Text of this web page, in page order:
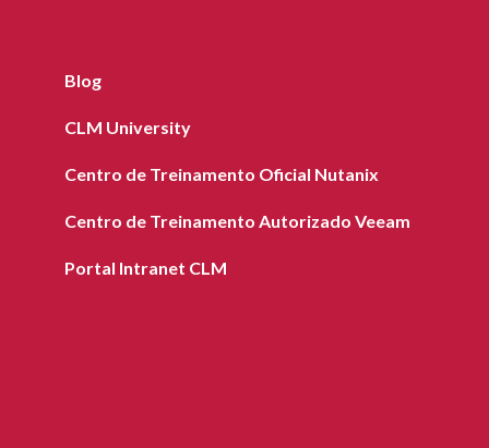
Blog
CLM University
Centro de Treinamento Oficial Nutanix
Centro de Treinamento Autorizado Veeam
Portal Intranet CLM